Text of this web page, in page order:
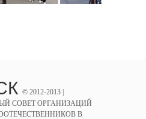
© 2012-2013 |
СОВЕТ ОРГАНИЗАЦИЙ
В